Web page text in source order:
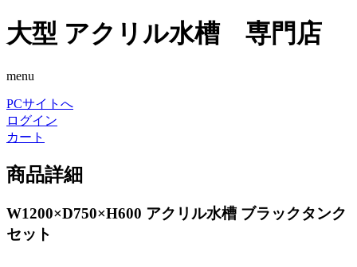
大型 アクリル水槽 専門店
menu
PCサイトへ
ログイン
カート
商品詳細
W1200×D750×H600 アクリル水槽 ブラックタンク
セット